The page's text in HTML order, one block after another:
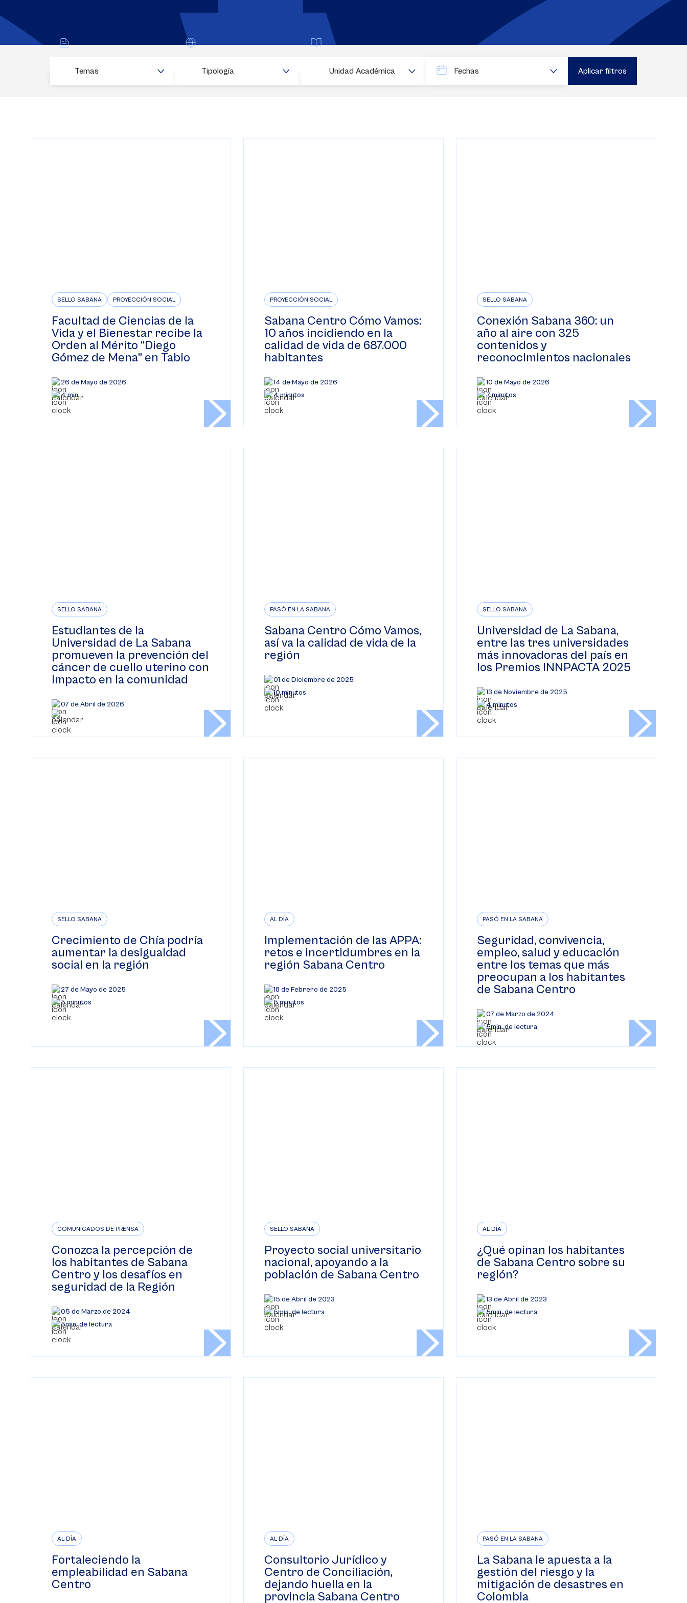
Temas Tipología Unidad Académica
Fechas
Buscar
SELLO SABANA PROYECCIÓN SOCIAL
Facultad de Ciencias de la
Vida y el Bienestar recibe la
Orden al Mérito “Diego
Gómez de Mena” en Tabio
26 de Mayo de 2026
4 min
PROYECCIÓN SOCIAL
Sabana Centro Cómo Vamos:
10 años incidiendo en la
calidad de vida de 687.000
habitantes
14 de Mayo de 2026
4 minutos
SELLO SABANA
Conexión Sabana 360: un
año al aire con 325
contenidos y
reconocimientos nacionales
10 de Mayo de 2026
7 minutos
SELLO SABANA
Estudiantes de la
Universidad de La Sabana
promueven la prevención del
cáncer de cuello uterino con
impacto en la comunidad
07 de Abril de 2026
PASÓ EN LA SABANA
Sabana Centro Cómo Vamos,
así va la calidad de vida de la
región
01 de Diciembre de 2025
10 minutos
SELLO SABANA
Universidad de La Sabana,
entre las tres universidades
más innovadoras del país en
los Premios INNPACTA 2025
13 de Noviembre de 2025
4 minutos
SELLO SABANA
Crecimiento de Chía podría
aumentar la desigualdad
social en la región
27 de Mayo de 2025
5 minutos
AL DÍA
Implementación de las APPA:
retos e incertidumbres en la
región Sabana Centro
18 de Febrero de 2025
5 minutos
PASÓ EN LA SABANA
Seguridad, convivencia,
empleo, salud y educación
entre los temas que más
preocupan a los habitantes
de Sabana Centro
07 de Marzo de 2024
5min. de lectura
COMUNICADOS DE PRENSA
Conozca la percepción de
los habitantes de Sabana
Centro y los desafíos en
seguridad de la Región
05 de Marzo de 2024
5min. de lectura
SELLO SABANA
Proyecto social universitario
nacional, apoyando a la
población de Sabana Centro
15 de Abril de 2023
5min. de lectura
AL DÍA
¿Qué opinan los habitantes
de Sabana Centro sobre su
región?
13 de Abril de 2023
5min. de lectura
AL DÍA
Fortaleciendo la
empleabilidad en Sabana
Centro
AL DÍA
Consultorio Jurídico y
Centro de Conciliación,
dejando huella en la
provincia Sabana Centro
PASÓ EN LA SABANA
La Sabana le apuesta a la
gestión del riesgo y la
mitigación de desastres en
Colombia